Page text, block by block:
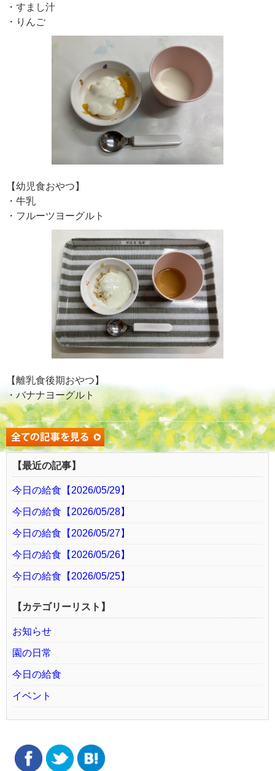
・すまし汁
・りんご
【幼児食おやつ】
・牛乳
・フルーツヨーグルト
【離乳食後期おやつ】
・バナナヨーグルト
【最近の記事】
今日の給食【2026/05/29】
今日の給食【2026/05/28】
今日の給食【2026/05/27】
今日の給食【2026/05/26】
今日の給食【2026/05/25】
【カテゴリーリスト】
お知らせ
園の日常
今日の給食
イベント